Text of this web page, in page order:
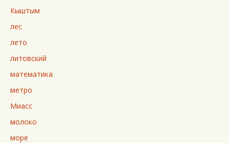
Кыштым
лес
лето
литовский
математика
метро
Миасс
молоко
море